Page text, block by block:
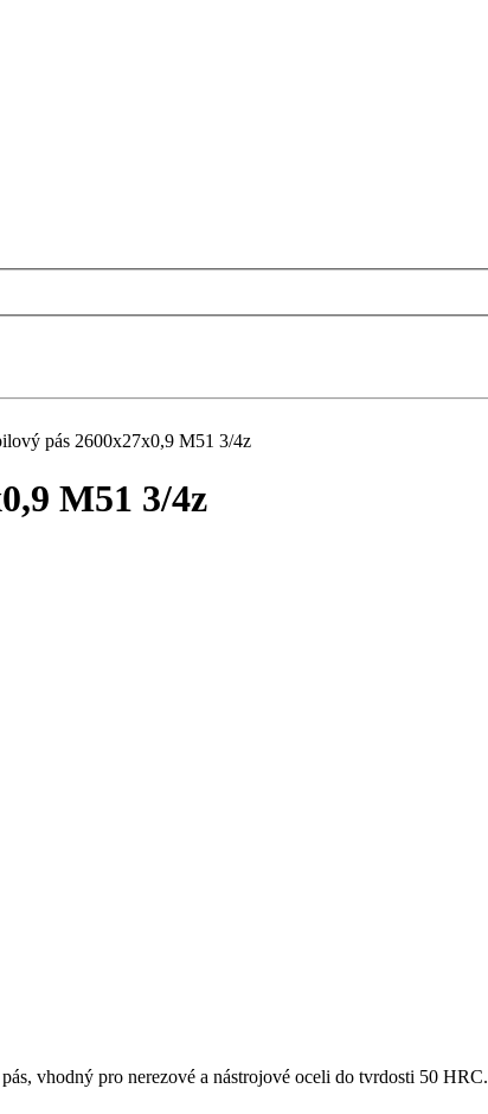
pás 2600x27x0,9 M51 3/4z
M51 3/4z
vhodný pro nerezové a nástrojové oceli do tvrdosti 50 HRC.